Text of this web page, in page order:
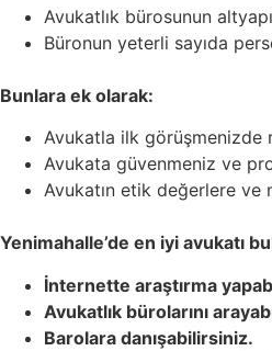
Avukatlık bürosunun
Büronun yeterli sayıda
Bunlara ek olarak:
Avukatla ilk görüşmenizde
Avukata güvenmeniz ve
Avukatın etik değerlere ve
Yenimahalle’de en iyi avukatı
İnternette araştırma
Avukatlık bürolarını
Barolara danışabilirsiniz.